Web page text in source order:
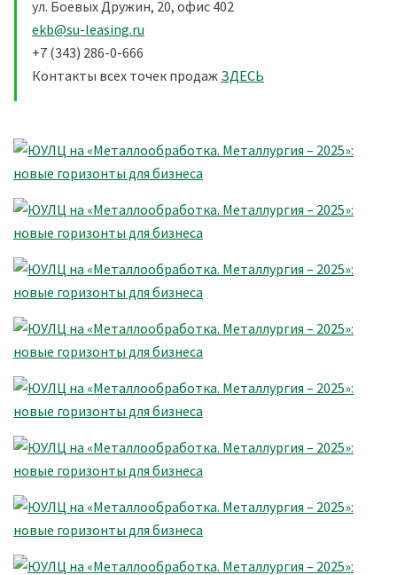
ул. Боевых Дружин, 20, офис 402
ekb@su-leasing.ru
+7 (343) 286-0-666
Контакты всех точек продаж ЗДЕСЬ